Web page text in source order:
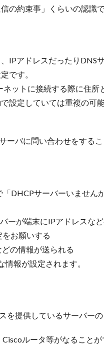
の約束事」くらいの認識で
IPアドレスだったりDNS
です。
ットに接続する際に住所
設定していては重複の可
ーバに問い合わせをする
DHCPサーバーいません
ーが端末にIPアドレスな
お願いする
の情報が送られる
報が設定されます。
提供しているサーバーの
ルータ等がなることが